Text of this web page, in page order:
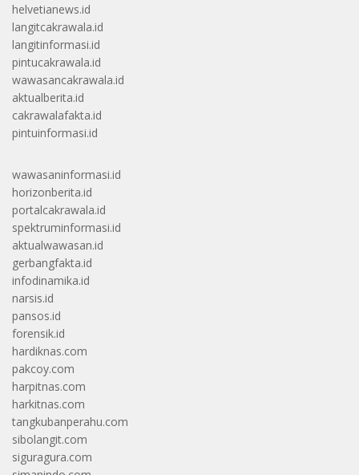
helvetianews.id
langitcakrawala.id
langitinformasi.id
pintucakrawala.id
wawasancakrawala.id
aktualberita.id
cakrawalafakta.id
pintuinformasi.id
wawasaninformasi.id
horizonberita.id
portalcakrawala.id
spektruminformasi.id
aktualwawasan.id
gerbangfakta.id
infodinamika.id
narsis.id
pansos.id
forensik.id
hardiknas.com
pakcoy.com
harpitnas.com
harkitnas.com
tangkubanperahu.com
sibolangit.com
siguragura.com